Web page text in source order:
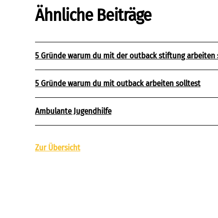
Ähnliche Beiträge
5 Gründe warum du mit der outback stiftung arbeiten
5 Gründe warum du mit outback arbeiten solltest
Ambulante Jugendhilfe
Zur Übersicht